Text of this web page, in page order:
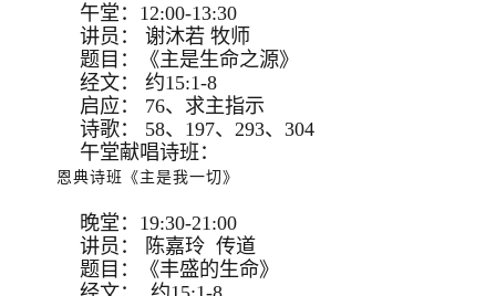
午堂：12:00-13:30
讲员：
谢沐若 牧师
题目：
《主是生命之源》
经文：
约15:1-8
启应：
76、求主指示
诗歌：
58、197、293、 304
午堂献唱诗班：
恩典诗班《主是我一切》
晚堂：19:30-21:00
讲员： 陈嘉玲 传道
题目：《丰盛的生命》